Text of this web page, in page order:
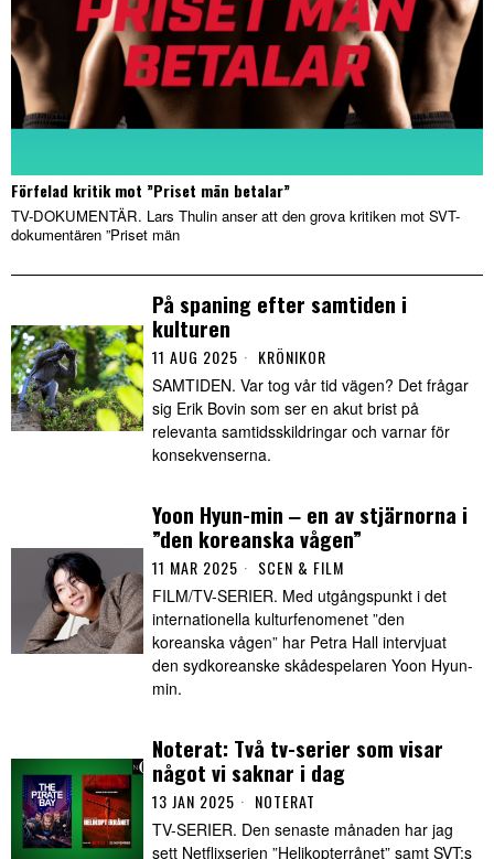
Förfelad kritik mot ”Priset män betalar”
TV-DOKUMENTÄR. Lars Thulin anser att den grova kritiken mot SVT-
dokumentären ”Priset män
På spaning efter samtiden i
kulturen
11 AUG 2025 KRÖNIKOR
SAMTIDEN. Var tog vår tid vägen? Det frågar
sig Erik Bovin som ser en akut brist på
relevanta samtidsskildringar och varnar för
konsekvenserna.
Yoon Hyun-min ‒ en av stjärnorna i
”den koreanska vågen”
11 MAR 2025 SCEN & FILM
FILM/TV-SERIER. Med utgångspunkt i det
internationella kulturfenomenet ”den
koreanska vågen” har Petra Hall intervjuat
den sydkoreanske skådespelaren Yoon Hyun-
min.
Noterat: Två tv-serier som visar
något vi saknar i dag
13 JAN 2025 NOTERAT
TV-SERIER. Den senaste månaden har jag
sett Netflixserien ”Helikopterrånet” samt SVT:s